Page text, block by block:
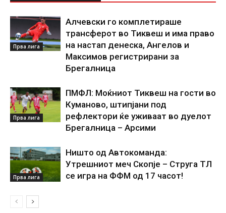
Прва лига
Алчевски го комплетираше
трансферот во Тиквеш и има право
на настап денеска, Ангелов и
Максимов регистрирани за
Брегалница
Прва лига
ПМФЛ: Моќниот Тиквеш на гости во
Куманово, штипјани под
рефлектори ќе уживаат во дуелот
Брегалница – Арсими
Прва лига
Ништо од Автокоманда:
Утрешниот меч Скопје – Струга ТЛ
се игра на ФФМ од 17 часот!